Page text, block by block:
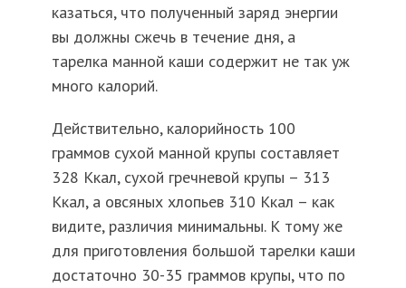
казаться, что полученный заряд энергии
вы должны сжечь в течение дня, а
тарелка манной каши содержит не так уж
много калорий.
Действительно, калорийность 100
граммов сухой манной крупы составляет
328 Ккал, сухой гречневой крупы – 313
Ккал, а овсяных хлопьев 310 Ккал – как
видите, различия минимальны. К тому же
для приготовления большой тарелки каши
достаточно 30-35 граммов крупы, что по